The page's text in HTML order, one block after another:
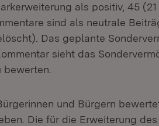
als positiv, 45
sind als neutrale
Das geplante
sieht das
und Bürgern
Die für die Erweiterung